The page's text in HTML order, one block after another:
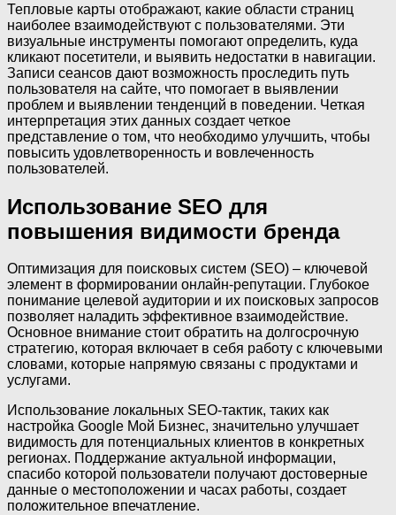
Тепловые карты отображают, какие области страниц
наиболее взаимодействуют с пользователями. Эти
визуальные инструменты помогают определить, куда
кликают посетители, и выявить недостатки в навигации.
Записи сеансов дают возможность проследить путь
пользователя на сайте, что помогает в выявлении
проблем и выявлении тенденций в поведении. Четкая
интерпретация этих данных создает четкое
представление о том, что необходимо улучшить, чтобы
повысить удовлетворенность и вовлеченность
пользователей.
Использование SEO для
повышения видимости бренда
Оптимизация для поисковых систем (SEO) – ключевой
элемент в формировании онлайн-репутации. Глубокое
понимание целевой аудитории и их поисковых запросов
позволяет наладить эффективное взаимодействие.
Основное внимание стоит обратить на долгосрочную
стратегию, которая включает в себя работу с ключевыми
словами, которые напрямую связаны с продуктами и
услугами.
Использование локальных SEO-тактик, таких как
настройка Google Мой Бизнес, значительно улучшает
видимость для потенциальных клиентов в конкретных
регионах. Поддержание актуальной информации,
спасибо которой пользователи получают достоверные
данные о местоположении и часах работы, создает
положительное впечатление.